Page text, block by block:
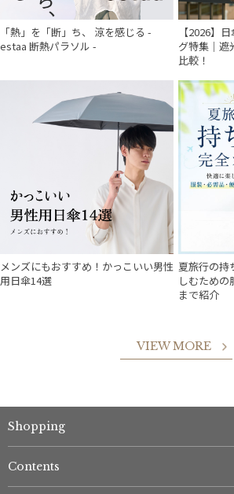
件
「熱」を「断」ち、 涼を感じる -
estaa 断熱パラソル -
【2026】
グ特集｜遮
比較！
メンズにもおすすめ！かっこいい男性
用日傘14選
夏旅行の持
しむため
まで紹介
VIEW MORE
Shopping
Contents